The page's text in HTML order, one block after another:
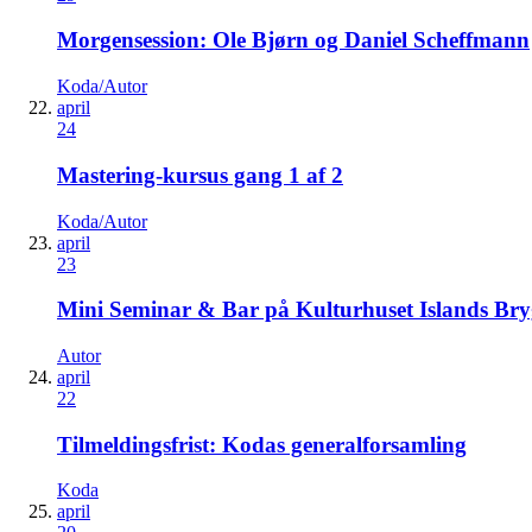
Morgensession: Ole Bjørn og Daniel Scheffmann
Koda/Autor
april
24
Mastering-kursus gang 1 af 2
Koda/Autor
april
23
Mini Seminar & Bar på Kulturhuset Islands
Autor
april
22
Tilmeldingsfrist: Kodas generalforsamling
Koda
april